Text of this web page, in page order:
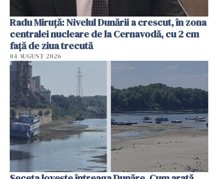
Radu Miruţă: Nivelul Dunării a crescut, în zona
centralei nucleare de la Cernavodă, cu 2 cm
faţă de ziua trecută
04 AUGUST 2026